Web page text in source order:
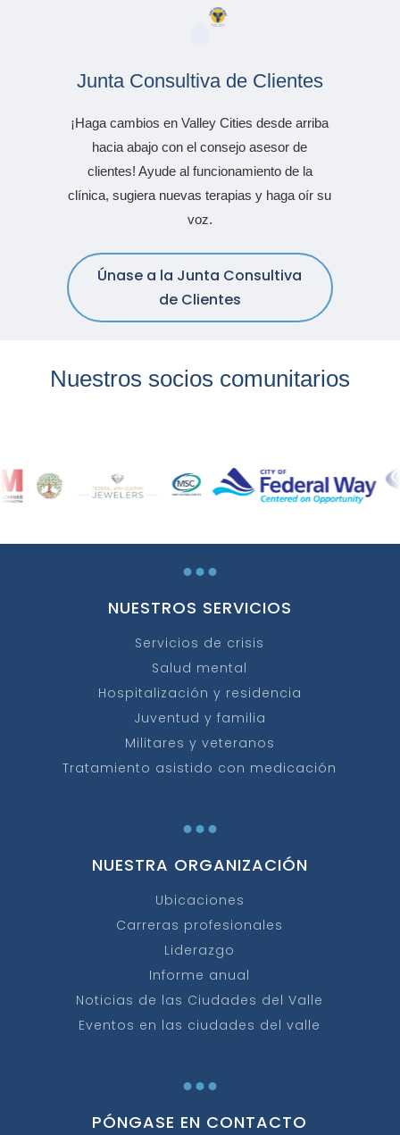
Junta Consultiva de Clientes
¡Haga cambios en Valley Cities desde arriba
hacia abajo con el consejo asesor de
clientes! Ayude al funcionamiento de la
clínica, sugiera nuevas terapias y haga oír su
voz.
Únase a la Junta Consultiva
de Clientes
Nuestros socios comunitarios
...
NUESTROS SERVICIOS
Servicios de crisis
Salud mental
Hospitalización y residencia
Juventud y familia
Militares y veteranos
Tratamiento asistido con medicación
...
NUESTRA ORGANIZACIÓN
Ubicaciones
Carreras profesionales
Liderazgo
Informe anual
Noticias de las Ciudades del Valle
Eventos en las ciudades del valle
...
PÓNGASE EN CONTACTO